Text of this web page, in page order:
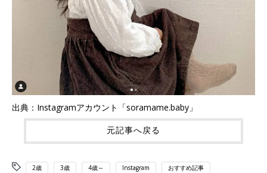
出典：Instagramアカウント「soramame.baby」
元記事へ戻る
2歳 3歳 4歳～ Instagram おすすめ記事